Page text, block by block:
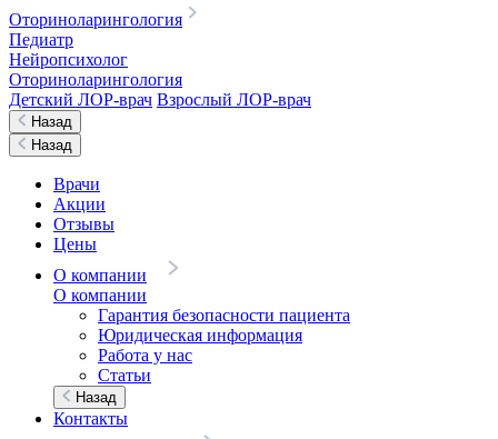
Оториноларингология
Педиатр
Нейропсихолог
Оториноларингология
Детский ЛОР-врач Взрослый ЛОР-врач
Назад
Назад
Врачи
Акции
Отзывы
Цены
О компании
О компании
Гарантия безопасности пациента
Юридическая информация
Работа у нас
Статьи
Назад
Контакты